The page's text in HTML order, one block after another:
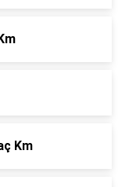
Km